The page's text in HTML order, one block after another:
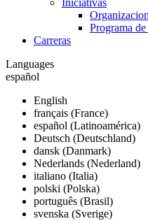
Iniciativas
Programa
Carreras
Languages
español
English
français (France)
español (Latinoamérica)
Deutsch (Deutschland)
dansk (Danmark)
Nederlands (Nederland)
italiano (Italia)
polski (Polska)
português (Brasil)
svenska (Sverige)